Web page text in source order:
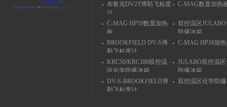
布鲁克DV2T博勒飞粘度
计
C-MAG数显加热
C-MAG HP10数显加热
板
双控温区
防爆冰箱
BROOKFIELD DV-S博
勒飞粘度计
C-MAG HP10加
KRC50/KRC180双控温
区化学防爆冰箱
JULABO双控温
防爆冰箱
DV-S-BROOKFIELD博
勒飞粘度计
双控温区化学防